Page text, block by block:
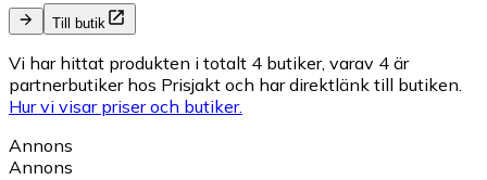
Till butik
Vi har hittat produkten i totalt 4 butiker, varav 4 är
partnerbutiker hos Prisjakt och har direktlänk till butiken.
Hur vi visar priser och butiker.
Annons
Annons